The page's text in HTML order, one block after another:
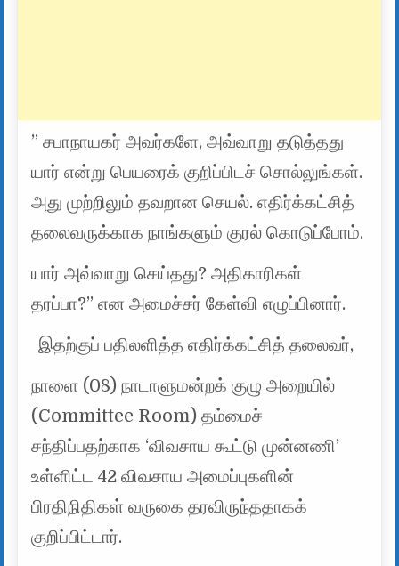
” சபாநாயகர் அவர்களே, அவ்வாறு தடுத்தது
யார் என்று பெயரைக் குறிப்பிடச் சொல்லுங்கள்.
அது முற்றிலும் தவறான செயல். எதிர்க்கட்சித்
தலைவருக்காக நாங்களும் குரல் கொடுப்போம்.
யார் அவ்வாறு செய்தது? அதிகாரிகள்
தரப்பா?” என அமைச்சர் கேள்வி எழுப்பினார்.
இதற்குப் பதிலளித்த எதிர்க்கட்சித் தலைவர்,
நாளை (08) நாடாளுமன்றக் குழு அறையில்
(Committee Room) தம்மைச்
சந்திப்பதற்காக ‘விவசாய கூட்டு முன்னணி’
உள்ளிட்ட 42 விவசாய அமைப்புகளின்
பிரதிநிதிகள் வருகை தரவிருந்ததாகக்
குறிப்பிட்டார்.